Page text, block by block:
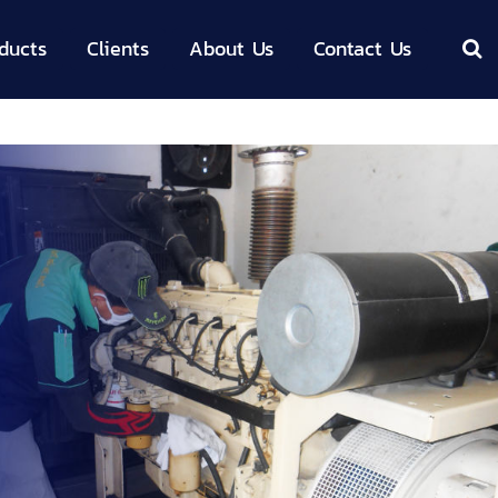
Clients About Us Contact Us